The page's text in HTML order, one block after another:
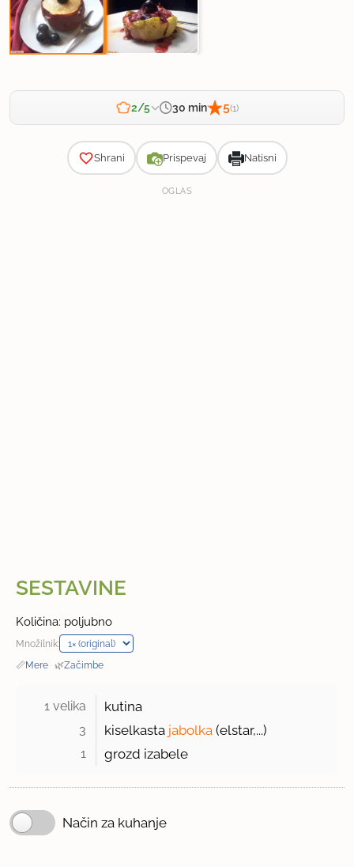
2/5 30 min 5(1)
Shrani Prispevaj Natisni
OGLAS
SESTAVINE
Količina: poljubno
Množilnik:
📏Mere · 🌿Začimbe
1 velika kutina
3 kiselkasta jabolka (elstar,...)
1 grozd izabele
Način za kuhanje